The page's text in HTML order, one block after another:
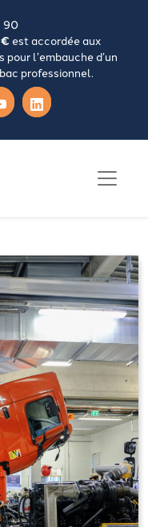
90
est accordée aux
l’embauche d’un
professionnel.